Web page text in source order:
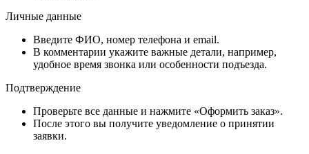
Личные данные
Введите ФИО, номер телефона и email.
В комментарии укажите важные детали, например,
удобное время звонка или особенности подъезда.
Подтверждение
Проверьте все данные и нажмите «Оформить заказ».
После этого вы получите уведомление о принятии
заявки.